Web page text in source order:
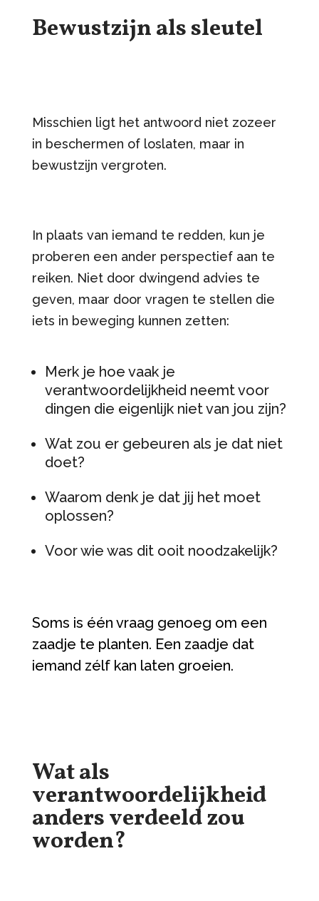
Bewustzijn als sleutel
Misschien ligt het antwoord niet zozeer
in beschermen of loslaten, maar in
bewustzijn vergroten.
In plaats van iemand te redden, kun je
proberen een ander perspectief aan te
reiken. Niet door dwingend advies te
geven, maar door vragen te stellen die
iets in beweging kunnen zetten:
Merk je hoe vaak je
verantwoordelijkheid neemt voor
dingen die eigenlijk niet van jou zijn?
Wat zou er gebeuren als je dat niet
doet?
Waarom denk je dat jij het moet
oplossen?
Voor wie was dit ooit noodzakelijk?
Soms is één vraag genoeg om een
zaadje te planten. Een zaadje dat
iemand zélf kan laten groeien.
Wat als
verantwoordelijkheid
anders verdeeld zou
worden?